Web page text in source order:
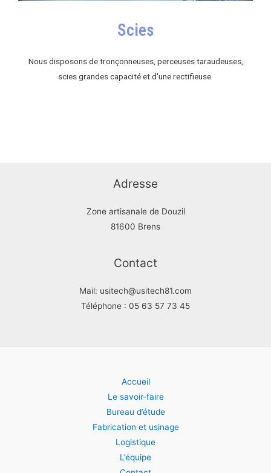
Scies
Nous disposons de tronçonneuses, perceuses taraudeuses,
scies grandes capacité et d'une rectifieuse.
Adresse
Zone artisanale de Douzil
81600 Brens
Contact
Mail: usitech@usitech81.com
Téléphone : 05 63 57 73 45
Accueil
Le savoir-faire
Bureau d’étude
Fabrication et usinage
Logistique
L’équipe